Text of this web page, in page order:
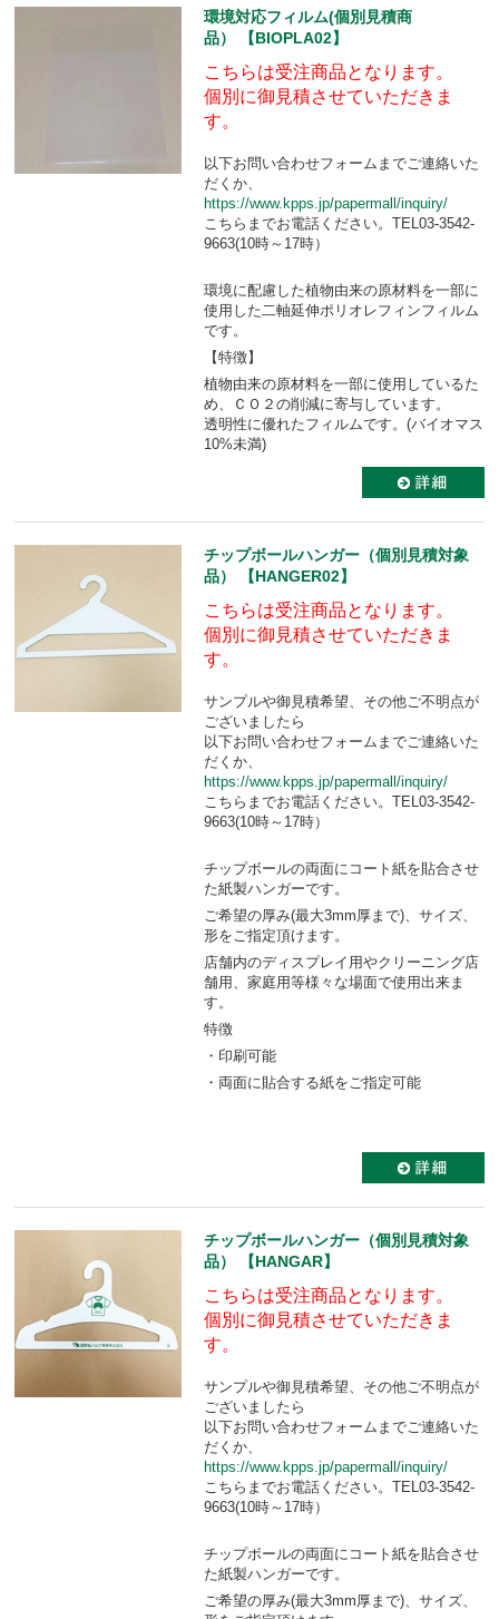
環境対応フィルム(個別見積商
品） 【BIOPLA02】
こちらは受注商品となります。
個別に御見積させていただきま
す。
以下お問い合わせフォームまでご連絡いた
だくか、
https://www.kpps.jp/papermall/inquiry/
こちらまでお電話ください。TEL03-3542-
9663(10時～17時）
環境に配慮した植物由来の原材料を一部に
使用した二軸延伸ポリオレフィンフィルム
です。
【特徴】
植物由来の原材料を一部に使用しているた
め、ＣＯ２の削減に寄与しています。
透明性に優れたフィルムです。(バイオマス
10%未満)
チップボールハンガー（個別見積対象
品） 【HANGER02】
こちらは受注商品となります。
個別に御見積させていただきま
す。
サンプルや御見積希望、その他ご不明点が
ございましたら
以下お問い合わせフォームまでご連絡いた
だくか、
https://www.kpps.jp/papermall/inquiry/
こちらまでお電話ください。TEL03-3542-
9663(10時～17時）
チップボールの両面にコート紙を貼合させ
た紙製ハンガーです。
ご希望の厚み(最大3mm厚まで)、サイズ、
形をご指定頂けます。
店舗内のディスプレイ用やクリーニング店
舗用、家庭用等様々な場面で使用出来ま
す。
特徴
・印刷可能
・両面に貼合する紙をご指定可能
チップボールハンガー（個別見積対象
品） 【HANGAR】
こちらは受注商品となります。
個別に御見積させていただきま
す。
サンプルや御見積希望、その他ご不明点が
ございましたら
以下お問い合わせフォームまでご連絡いた
だくか、
https://www.kpps.jp/papermall/inquiry/
こちらまでお電話ください。TEL03-3542-
9663(10時～17時）
チップボールの両面にコート紙を貼合させ
た紙製ハンガーです。
ご希望の厚み(最大3mm厚まで)、サイズ、